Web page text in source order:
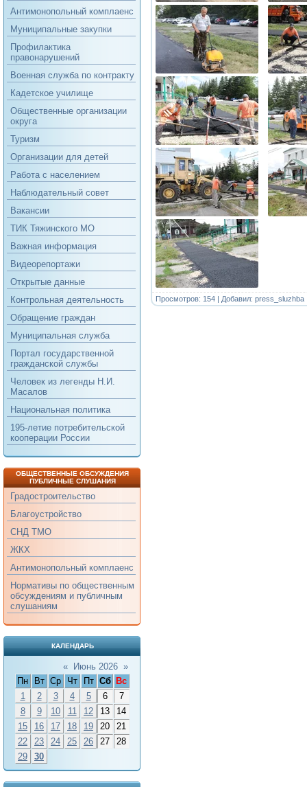
Антимонопольный комплаенс
Муниципальные закупки
Профилактика
правонарушений
Военная служба по контракту
Кадетское училище
Общественные организации
округа
Туризм
Организации для детей
Работа с населением
Наблюдательный совет
Вакансии
ТИК Тяжинского МО
Важная информация
Видеорепортажи
Открытые данные
Контрольная деятельность
Обращение граждан
Муниципальная служба
Портал государственной
гражданской службы
Человек из легенды Н.И.
Масалов
Национальная политика
195-летие потребительской
кооперации России
ОБЩЕСТВЕННЫЕ ОБСУЖДЕНИЯ
ПУБЛИЧНЫЕ СЛУШАНИЯ
Градостроительство
Благоустройство
СНД ТМО
ЖКХ
Антимонопольный комплаенс
Нормативы по общественным
обсуждениям и публичным
слушаниям
КАЛЕНДАРЬ
« Июнь 2026 »
Пн
Вт Ср Чт Пт Сб
Вс
1
2 3 4 5 6
7
8
9 10 11 12 13
14
15
16 17 18 19 20
21
22
23 24 25 26 27
28
29
30
Просмотров: 154 | Добавил: press_sluzhba